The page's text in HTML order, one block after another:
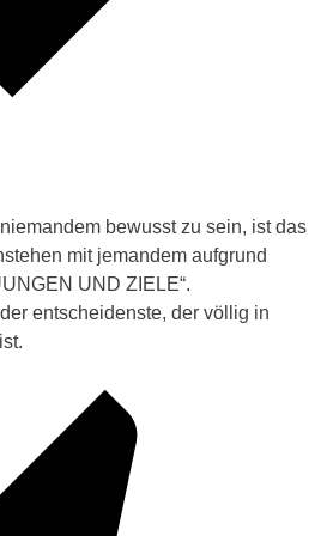
bewusst zu sein, ist das
mit jemandem aufgrund
UND ZIELE“.
entscheidenste, der völlig in